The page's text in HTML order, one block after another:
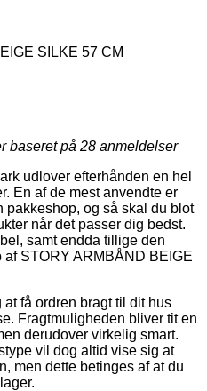
SILKE 57 CM
baseret på 28 anmeldelser
udlover efterhånden en hel
En af de mest anvendte er
pakkeshop, og så skal du blot
når det passer dig bedst.
samt endda tillige den
STORY ARMBÅND BEIGE
få ordren bragt til dit hus
Fragtmuligheden bliver tit en
derudover virkelig smart.
vil dog altid vise sig at
men dette betinges af at du